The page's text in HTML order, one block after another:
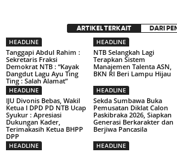
ARTIKEL TERKAIT DARI
HEADLINE
Tanggapi Abdul Rahim :
Sekretaris Fraksi
Demokrat NTB : “Kayak
Dangdut Lagu Ayu Ting
Ting : Salah Alamat”
HEADLINE
NTB Selangkah Lagi
Terapkan Sistem
Manajemen Talenta ASN,
BKN RI Beri Lampu Hijau
HEADLINE
IJU Divonis Bebas, Wakil
Ketua I DPD PD NTB Ucap
Syukur : Apresiasi
Dukungan Kader,
Terimakasih Ketua BHPP
DPP
HEADLINE
Sekda Sumbawa Buka
Pemusatan Diklat Calon
Paskibraka 2026, Siapkan
Generasi Berkarakter dan
Berjiwa Pancasila
HEADLINE HEADLINE